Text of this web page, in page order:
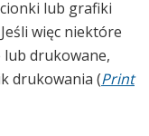
lub grafiki
więc niektóre
drukowane,
drukowania (Print